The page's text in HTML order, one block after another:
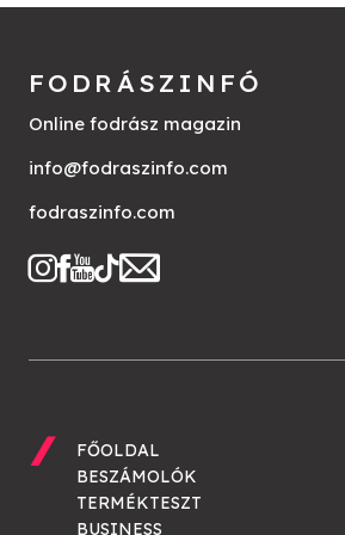
FODRÁSZINFÓ
Online fodrász magazin
info@fodraszinfo.com
fodraszinfo.com
FŐOLDAL
BESZÁMOLÓK
TERMÉKTESZT
BUSINESS